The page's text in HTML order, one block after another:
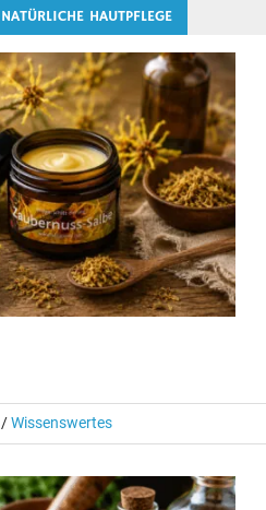
NATÜRLICHE HAUTPFLEGE
/Wissenswertes